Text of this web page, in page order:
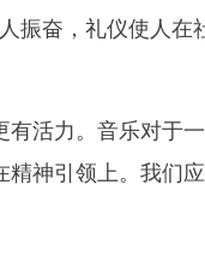
振奋，礼仪使人在
活力。音乐对于一
神引领上。我们